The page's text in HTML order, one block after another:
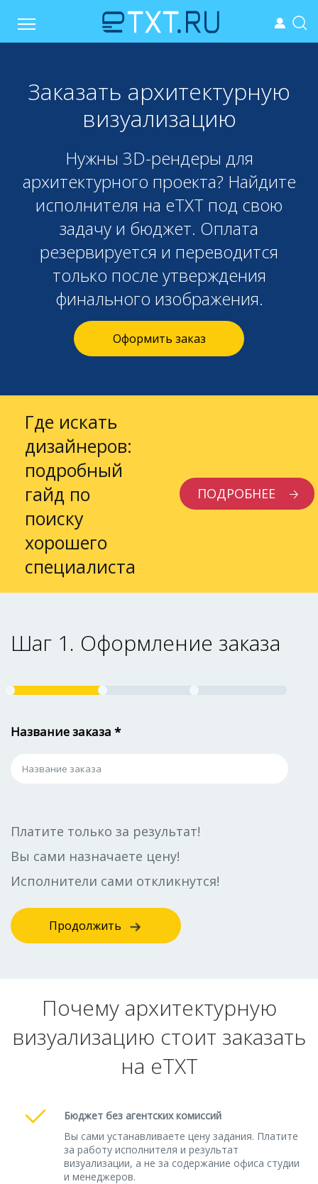
Заказать архитектурную
визуализацию
Нужны 3D-рендеры для
архитектурного проекта? Найдите
исполнителя на eTXT под свою
задачу и бюджет. Оплата
резервируется и переводится
только после утверждения
финального изображения.
Оформить заказ
Где искать
дизайнеров:
подробный
гайд по
поиску
хорошего
специалиста
ПОДРОБНЕЕ
Шаг 1. Оформление заказа
Название заказа *
Платите только за результат!
Вы сами назначаете цену!
Исполнители сами откликнутся!
Продолжить
Почему архитектурную
визуализацию стоит заказать
на eTXT
Бюджет без агентских комиссий
Вы сами устанавливаете цену задания. Платите
за работу исполнителя и результат
визуализации, а не за содержание офиса студии
и менеджеров.